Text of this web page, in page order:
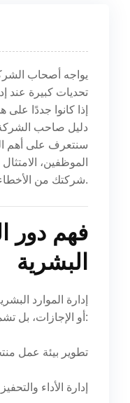
يواجه أصحاب
تحديات كبيرة عند
إذا كانوا جددًا
دليل صاحب الشركة
سنتعرف على أهم
الموظفين،
شركتك من الأخطاء الإدارية الشائعة.
البشرية
إدارة الموارد
أو الإجازات، بل تشمل:
تطوير بيئة عمل
إدارة الأداء والتحفيز